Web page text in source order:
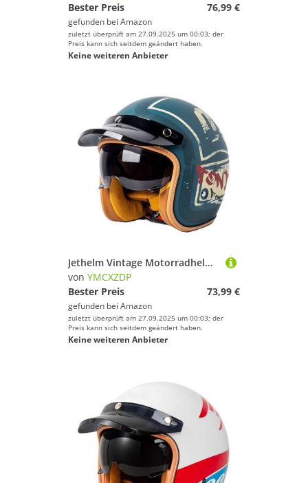
Bester Preis
76,99 €
gefunden bei Amazon
zuletzt überprüft am 27.09.2025 um 00:03; der
Preis kann sich seitdem geändert haben.
Keine weiteren Anbieter
Jethelm Vintage Motorradhelm Roller-Helm Scooter-Helm Moped Mofa-Helm Chopper Retro Vintage Pilot Biker Helmet ECEDOT Zulassung mit Visier Motorradhelm U,XL=61~62cm
von YMCXZDP
Bester Preis
73,99 €
gefunden bei Amazon
zuletzt überprüft am 27.09.2025 um 00:03; der
Preis kann sich seitdem geändert haben.
Keine weiteren Anbieter